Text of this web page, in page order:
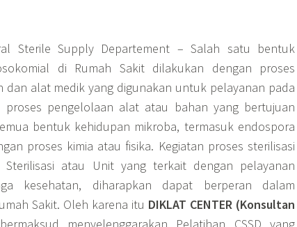
Sterile Supply Departement – Salah satu bentuk
di Rumah Sakit dilakukan dengan proses
dan alat medik yang digunakan untuk pelayanan pada
proses pengelolaan alat atau bahan yang bertujuan
bentuk kehidupan mikroba, termasuk endospora
proses kimia atau fisika. Kegiatan proses sterilisasi
atau Unit yang terkait dengan pelayanan
kesehatan, diharapkan dapat berperan dalam
Sakit. Oleh karena itu DIKLAT CENTER (Konsultan